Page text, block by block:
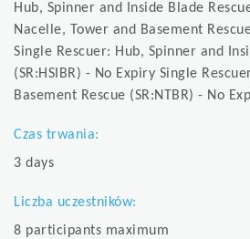
Hub, Spinner and Inside Blade
Nacelle, Tower and Basement
Single Rescuer: Hub, Spinner and
(SR:HSIBR) - No Expiry Single
Basement Rescue (SR:NTBR) - No
Czas trwania:
3 days
Liczba uczestników:
8 participants maximum